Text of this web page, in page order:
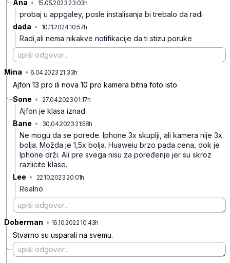
Ana • 15.05.2023 23:03h
probaj u appgaley, posle instalisanja bi trebalo da radi
dada • 10.11.2024 10:57h
Radi,ali nema nikakve notifikacije da ti stizu poruke
Mina • 6.04.2023 21:33h
Ajfon 13 pro ili nova 10 pro kamera bitna foto isto
Sone • 27.04.2023 01:17h
Ajfon je klasa iznad.
Bane • 30.04.2023 21:58h
Ne mogu da se porede. Iphone 3x skuplji, ali kamera nije 3x
bolja. Možda je 1,5x bolja. Huaweiu brzo pada cena, dok je
Iphone drži. Ali pre svega nisu za poređenje jer su skroz
razlicite klase.
Lee • 22.10.2023 20:01h
Realno
Doberman • 16.10.2022 10:43h
Stvarno su usparali na svemu.